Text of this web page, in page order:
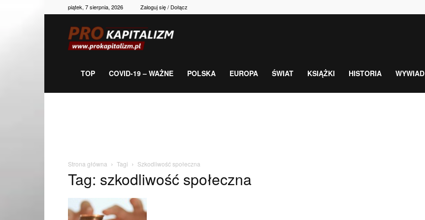
piątek, 7 sierpnia, 2026 Zaloguj się / Dołącz
gospodarka,
newsy
TOP COVID-19 – WAŻNE POLSKA EUROPA ŚWIAT KSIĄŻKI HISTORIA WYWIAD
Strona główna Tagi Szkodliwość społeczna
Tag: szkodliwość społeczna